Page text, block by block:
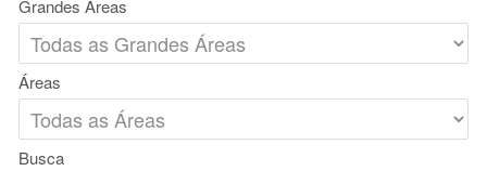
Grandes Áreas
Áreas
Busca